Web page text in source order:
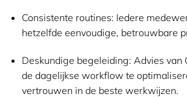
Consistente routines: Iedere
hetzelfde eenvoudige, betrouwbare
Deskundige begeleiding: Advies van
de dagelijkse workflow te
vertrouwen in de beste werkwijzen.